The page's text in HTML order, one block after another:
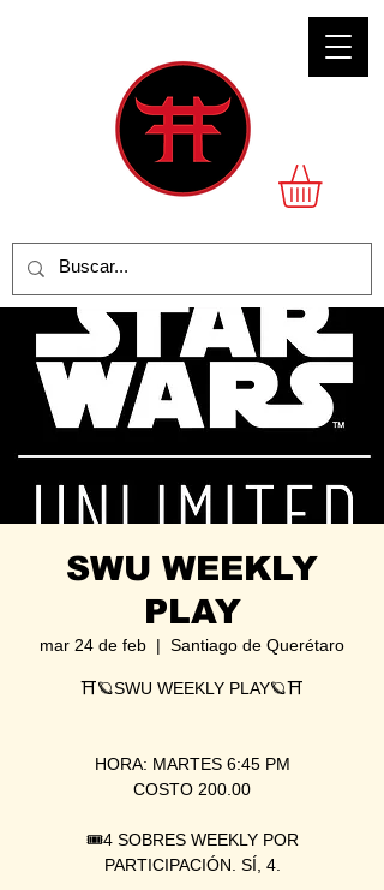
SWU WEEKLY
PLAY
mar 24 de feb
  |
Santiago de Querétaro
⛩🪐SWU WEEKLY PLAY🪐⛩
HORA: MARTES 6:45 PM
COSTO 200.00
🎟4 SOBRES WEEKLY POR
PARTICIPACIÓN. SÍ, 4.